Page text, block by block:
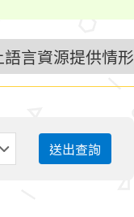
語言資源提供情形
送出查詢